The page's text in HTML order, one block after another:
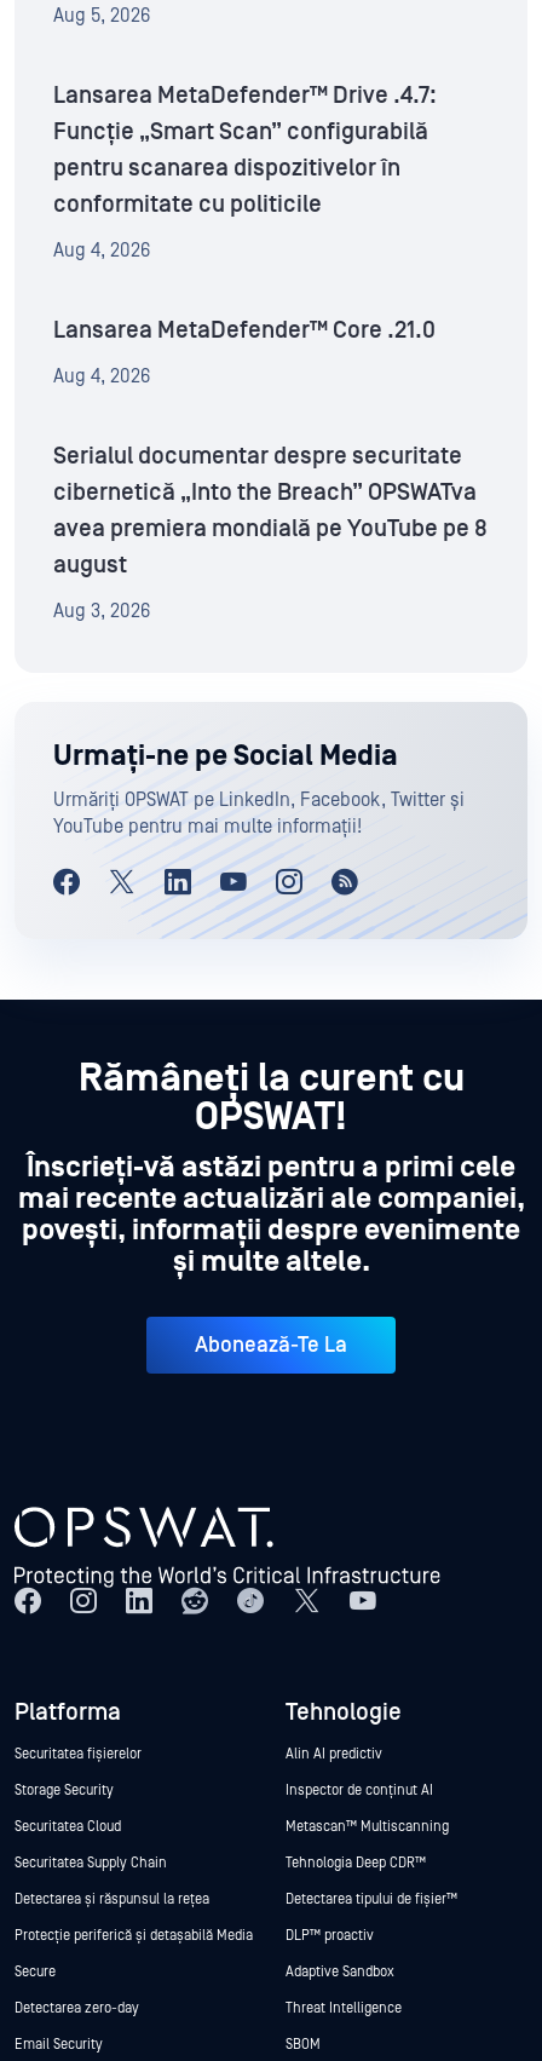
Aug 5, 2026
Lansarea MetaDefender™ Drive .4.7:
Funcție „Smart Scan” configurabilă
pentru scanarea dispozitivelor în
conformitate cu politicile
Aug 4, 2026
Lansarea MetaDefender™ Core .21.0
Aug 4, 2026
Serialul documentar despre securitate
cibernetică „Into the Breach” OPSWATva
avea premiera mondială pe YouTube pe 8
august
Aug 3, 2026
Urmați-ne pe Social Media
Urmăriți OPSWAT pe LinkedIn, Facebook, Twitter și
YouTube pentru mai multe informații!
Rămâneți la curent cu
OPSWAT!
Înscrieți-vă astăzi pentru a primi cele
mai recente actualizări ale companiei,
povești, informații despre evenimente
și multe altele.
Abonează-Te La
Platforma
Securitatea fișierelor
Storage Security
Securitatea Cloud
Securitatea Supply Chain
Detectarea și răspunsul la rețea
Protecție periferică și detașabilă Media
Secure
Detectarea zero-day
Email Security
Tehnologie
Alin AI predictiv
Inspector de conținut AI
Metascan™ Multiscanning
Tehnologia Deep CDR™
Detectarea tipului de fișier™
DLP™ proactiv
Adaptive Sandbox
Threat Intelligence
SBOM